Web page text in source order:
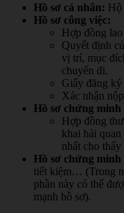
Hồ sơ cá nhân: Hộ
Hồ sơ công việc:
Hợp đồng
Quyết định
vị trí, mục
chuyến đi.
Giấy đăng
Xác nhận
Hồ sơ chứng
Hợp đồng
khai hải
nhất cho
Hồ sơ chứng
tiết kiệm… (Trong
phần này có thể
mạnh hồ sơ).